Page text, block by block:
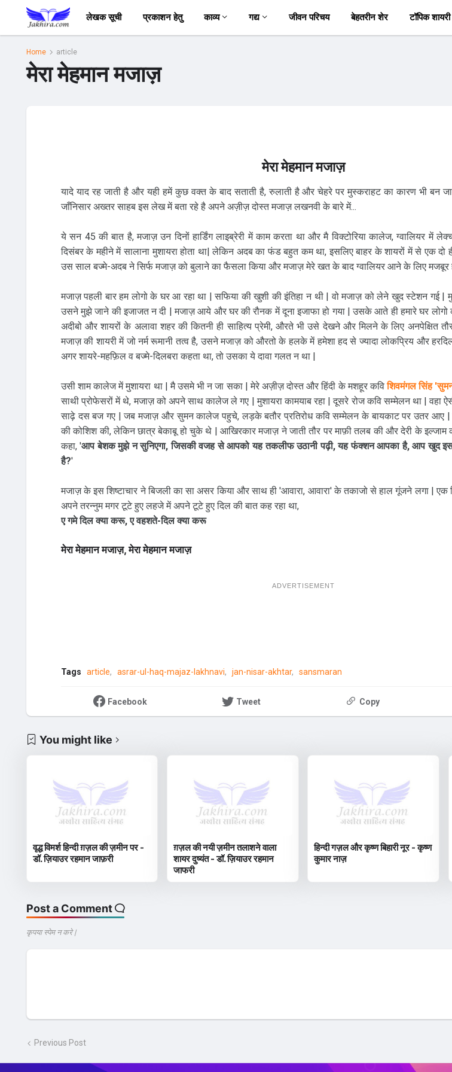
लेखक सूची प्रकाशन हेतु काव्य गद्य जीवन परिचय बेहतरीन शेर टॉपिक शायरी
Home article
मेरा मेहमान मजाज़
मेरा मेहमान मजाज़
यादे याद रह जाती है और यही हमें कुछ वक्त के बाद सताती है, रुलाती है और चेहरे पर मुस्कराहट का कारण भी बन
जाँनिसार अख्तर साहब इस लेख में बता रहे है अपने अज़ीज़ दोस्त मजाज़ लखनवी के बारे में...
ये सन 45 की बात है, मजाज़ उन दिनों हार्डिंग लाइब्रेरी में काम करता था और मै विक्टोरिया कालेज, ग्वालियर में
दिसंबर के महीने में सालाना मुशायरा होता था| लेकिन अदब का फंड बहुत कम था, इसलिए बाहर के शायरों में से एक दो
उस साल बज्मे-अदब ने सिर्फ मजाज़ को बुलाने का फैसला किया और मजाज़ मेरे खत के बाद ग्वालियर आने के लिए मजबूर
मजाज़ पहली बार हम लोगो के घर आ रहा था | सफिया की खुशी की इंतिहा न थी | वो मजाज़ को लेने खुद स्टेशन गई |
उसने मुझे जाने की इजाजत न दी | मजाज़ आये और घर की रौनक में दूना इजाफा हो गया | उसके आते ही हमारे घर लोगो
अदीबो और शायरों के अलावा शहर की कितनी ही साहित्य प्रेमी, औरते भी उसे देखने और मिलने के लिए अनपेक्षित
मजाज़ की शायरी में जो नर्म रूमानी तत्व है, उसने मजाज़ को औरतो के हलके में हमेशा हद से ज्यादा लोकप्रिय और
अगर शायरे-महफ़िल व बज्मे-दिलबरा कहता था, तो उसका ये दावा गलत न था |
उसी शाम कालेज में मुशायरा था | मै उसमे भी न जा सका | मेरे अज़ीज़ दोस्त और हिंदी के मशहूर कविशिवमंगल सिंह
साथी प्रोफेसरों में थे, मजाज़ को अपने साथ कालेज ले गए | मुशायरा कामयाब रहा | दूसरे रोज कवि सम्मेलन था | वहा
साढ़े दस बज गए | जब मजाज़ और सुमन कालेज पहुचे, लड़के बतौर प्रतिरोध कवि सम्मेलन के बायकाट पर उतर आए
की कोशिश की, लेकिन छात्र बेकाबू हो चुके थे | आखिरकार मजाज़ ने जाती तौर पर माफ़ी तलब की और देरी के
कहा, 'आप बेशक मुझे न सुनिएगा, जिसकी वजह से आपको यह तकलीफ उठानी पढ़ी, यह फंक्शन आपका है, आप खुद
है?'
मजाज़ के इस शिष्टाचार ने बिजली का सा असर किया और साथ ही 'आवारा, आवारा' के तकाजो से हाल गूंजने लगा | एक
अपने तरन्नुम मगर टूटे हुए लहजे में अपने टूटे हुए दिल की बात कह रहा था,
ए गमे दिल क्या करू, ए वहशते-दिल क्या करू
मेरा मेहमान मजाज़, मेरा मेहमान मजाज़
ADVERTISEMENT
Tags article asrar-ul-haq-majaz-lakhnavi jan-nisar-akhtar sansmaran
Facebook Tweet Copy
You might like
वृद्ध विमर्श हिन्दी ग़ज़ल की ज़मीन पर -
डॉ. ज़ियाउर रहमान जाफ़री
ग़ज़ल की नयी ज़मीन तलाशने वाला
शायर दुष्यंत - डॉ. ज़ियाउर रहमान
जाफरी
हिन्दी गज़ल और कृष्ण बिहारी नूर - कृष्ण
कुमार नाज़
Post a Comment
कृपया स्पेम न करे |
Previous Post